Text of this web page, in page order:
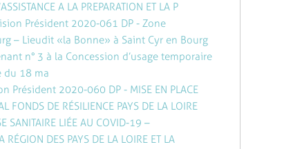
A LA PREPARATION ET LA P
Président 2020-061 DP - Zone
– Lieudit « la Bonne » à Saint Cyr en Bourg
n° 3 à la Concession d’usage temporaire
du 18 ma
2020-060 DP - MISE EN PLACE
FONDS DE RÉSILIENCE PAYS DE LA LOIRE
SANITAIRE LIÉE AU COVID-19 –
RÉGION DES PAYS DE LA LOIRE ET LA